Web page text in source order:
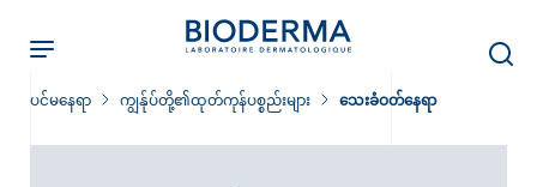
content
ပင်မနေရာ ကျွန်ုပ်တို့၏ထုတ်ကုန်ပစ္စည်းများ သေးခံဝတ်နေရာ